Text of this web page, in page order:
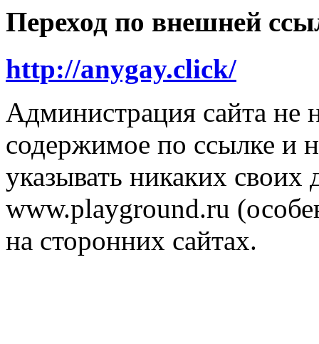
Переход по внешней
http://anygay.click/
Администрация сайта не
содержимое по ссылке и
указывать никаких
www.playground.ru
на сторонних сайтах.